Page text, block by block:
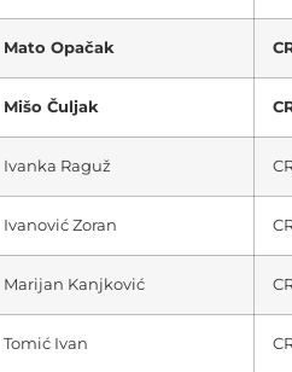
Mato Opačak
Mišo Čuljak
Ivanka Raguž
Ivanović Zoran
Marijan Kanjković
Tomić Ivan